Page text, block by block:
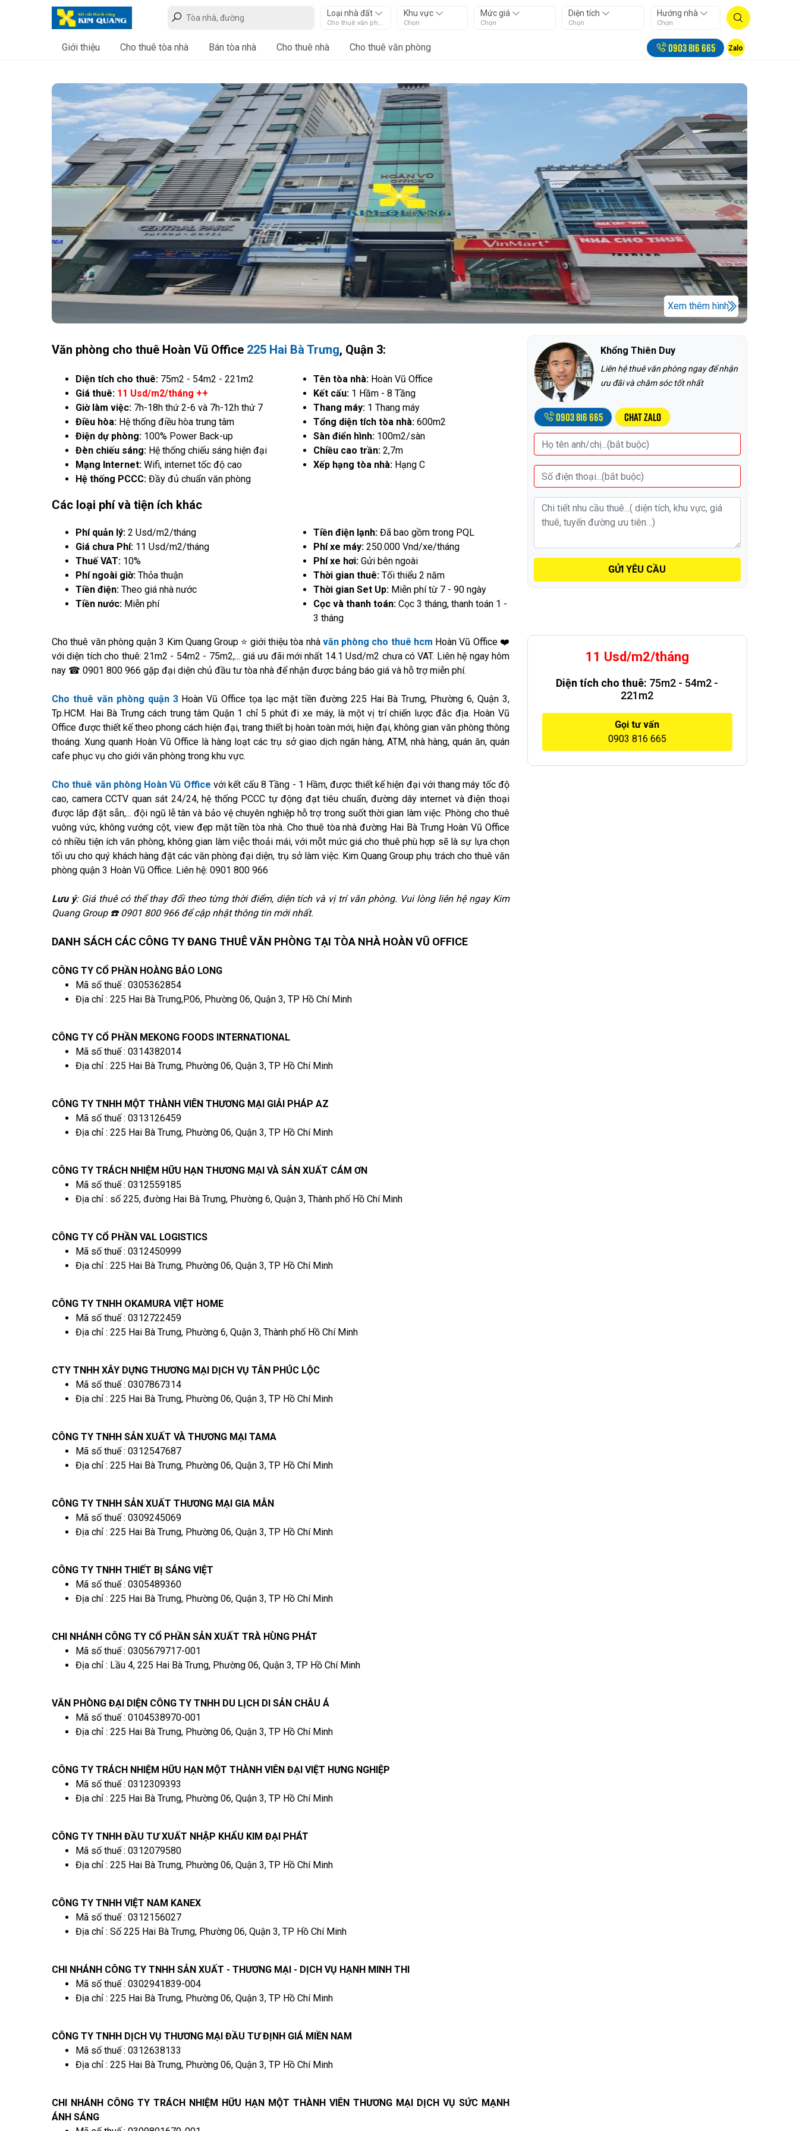
Loại nhà đất
Cho thuê văn phòng
Khu vực
Chọn
Mức giá
Chọn
Diện tích
Chọn
Hướng nhà
Chọn
Giới thiệu Cho thuê tòa nhà Bán tòa nhà Cho thuê nhà Cho thuê văn phòng 0903 816 665 Zalo
Xem thêm hình
Văn phòng cho thuê Hoàn Vũ Office 225 Hai Bà Trưng, Quận 3:
Diện tích cho thuê: 75m2 - 54m2 - 221m2
Giá thuê: 11 Usd/m2/tháng ++
Giờ làm việc: 7h-18h thứ 2-6 và 7h-12h thứ 7
Điều hòa: Hệ thống điều hòa trung tâm
Điện dự phòng: 100% Power Back-up
Đèn chiếu sáng: Hệ thống chiếu sáng hiện đại
Mạng Internet: Wifi, internet tốc độ cao
Hệ thống PCCC: Đầy đủ chuẩn văn phòng
Tên tòa nhà: Hoàn Vũ Office
Kết cấu: 1 Hầm - 8 Tầng
Thang máy: 1 Thang máy
Tổng diện tích tòa nhà: 600m2
Sàn điển hình: 100m2/sàn
Chiều cao trần: 2,7m
Xếp hạng tòa nhà: Hạng C
Các loại phí và tiện ích khác
Phí quản lý: 2 Usd/m2/tháng
Giá chưa Phí: 11 Usd/m2/tháng
Thuế VAT: 10%
Phí ngoài giờ: Thỏa thuận
Tiền điện: Theo giá nhà nước
Tiền nước: Miễn phí
Tiền điện lạnh: Đã bao gồm trong PQL
Phí xe máy: 250.000 Vnd/xe/tháng
Phí xe hơi: Gửi bên ngoài
Thời gian thuê: Tối thiểu 2 năm
Thời gian Set Up: Miễn phí từ 7 - 90 ngày
Cọc và thanh toán: Cọc 3 tháng, thanh toán 1 -
3 tháng
Khổng Thiên Duy
Liên hệ thuê văn phòng ngay để nhận
ưu đãi và chăm sóc tốt nhất
0903 816 665 Chat Zalo
GỬI YÊU CẦU
Cho thuê văn phòng quận 3 Kim Quang Group ⭐ giới thiệu tòa nhà văn phòng cho thuê hcm Hoàn Vũ Office ❤️
với diện tích cho thuê: 21m2 - 54m2 - 75m2,... giá ưu đãi mới nhất 14.1 Usd/m2 chưa có VAT. Liên hệ ngay hôm
nay ☎ 0901 800 966 gặp đại diện chủ đầu tư tòa nhà để nhận được bảng báo giá và hỗ trợ miễn phí.
Cho thuê văn phòng quận 3Hoàn Vũ Office tọa lạc mặt tiền đường 225 Hai Bà Trưng, Phường 6, Quận 3,
Tp.HCM. Hai Bà Trưng cách trung tâm Quận 1 chỉ 5 phút đi xe máy, là một vị trí chiến lược đắc địa. Hoàn Vũ
Office được thiết kế theo phong cách hiện đại, trang thiết bị hoàn toàn mới, hiện đại, không gian văn phòng thông
thoáng. Xung quanh Hoàn Vũ Office là hàng loạt các trụ sở giao dịch ngân hàng, ATM, nhà hàng, quán ăn, quán
cafe phục vụ cho giới văn phòng trong khu vực.
Cho thuê văn phòng Hoàn Vũ Office với kết cấu 8 Tầng - 1 Hầm, được thiết kế hiện đại với thang máy tốc độ
cao, camera CCTV quan sát 24/24, hệ thống PCCC tự động đạt tiêu chuẩn, đường dây internet và điện thoại
được lắp đặt sẵn,... đội ngũ lễ tân và bảo vệ chuyên nghiệp hỗ trợ trong suốt thời gian làm việc. Phòng cho thuê
vuông vức, không vướng cột, view đẹp mặt tiền tòa nhà. Cho thuê tòa nhà đường Hai Bà Trưng Hoàn Vũ Office
có nhiều tiện ích văn phòng, không gian làm việc thoải mái, với một mức giá cho thuê phù hợp sẽ là sự lựa chọn
tối ưu cho quý khách hàng đặt các văn phòng đại diện, trụ sở làm việc. Kim Quang Group phụ trách cho thuê văn
phòng quận 3 Hoàn Vũ Office. Liên hệ: 0901 800 966
Lưu ý: Giá thuê có thể thay đổi theo từng thời điểm, diện tích và vị trí văn phòng. Vui lòng liên hệ ngay Kim
Quang Group ☎️ 0901 800 966 để cập nhật thông tin mới nhất.
DANH SÁCH CÁC CÔNG TY ĐANG THUÊ VĂN PHÒNG TẠI TÒA NHÀ HOÀN VŨ OFFICE
CÔNG TY CỔ PHẦN HOÀNG BẢO LONG
Mã số thuế : 0305362854
Địa chỉ : 225 Hai Bà Trưng,P.06, Phường 06, Quận 3, TP Hồ Chí Minh
CÔNG TY CỔ PHẦN MEKONG FOODS INTERNATIONAL
Mã số thuế : 0314382014
Địa chỉ : 225 Hai Bà Trưng, Phường 06, Quận 3, TP Hồ Chí Minh
CÔNG TY TNHH MỘT THÀNH VIÊN THƯƠNG MẠI GIẢI PHÁP AZ
Mã số thuế : 0313126459
Địa chỉ : 225 Hai Bà Trưng, Phường 06, Quận 3, TP Hồ Chí Minh
CÔNG TY TRÁCH NHIỆM HỮU HẠN THƯƠNG MẠI VÀ SẢN XUẤT CÁM ƠN
Mã số thuế : 0312559185
Địa chỉ : số 225, đường Hai Bà Trưng, Phường 6, Quận 3, Thành phố Hồ Chí Minh
CÔNG TY CỔ PHẦN VAL LOGISTICS
Mã số thuế : 0312450999
Địa chỉ : 225 Hai Bà Trưng, Phường 06, Quận 3, TP Hồ Chí Minh
CÔNG TY TNHH OKAMURA VIỆT HOME
Mã số thuế : 0312722459
Địa chỉ : 225 Hai Bà Trưng, Phường 6, Quận 3, Thành phố Hồ Chí Minh
CTY TNHH XÂY DỰNG THƯƠNG MẠI DỊCH VỤ TÂN PHÚC LỘC
Mã số thuế : 0307867314
Địa chỉ : 225 Hai Bà Trưng, Phường 06, Quận 3, TP Hồ Chí Minh
CÔNG TY TNHH SẢN XUẤT VÀ THƯƠNG MẠI TAMA
Mã số thuế : 0312547687
Địa chỉ : 225 Hai Bà Trưng, Phường 06, Quận 3, TP Hồ Chí Minh
CÔNG TY TNHH SẢN XUẤT THƯƠNG MẠI GIA MẪN
Mã số thuế : 0309245069
Địa chỉ : 225 Hai Bà Trưng, Phường 06, Quận 3, TP Hồ Chí Minh
CÔNG TY TNHH THIẾT BỊ SÁNG VIỆT
Mã số thuế : 0305489360
Địa chỉ : 225 Hai Bà Trưng, Phường 06, Quận 3, TP Hồ Chí Minh
CHI NHÁNH CÔNG TY CỔ PHẦN SẢN XUẤT TRÀ HÙNG PHÁT
Mã số thuế : 0305679717-001
Địa chỉ : Lầu 4, 225 Hai Bà Trưng, Phường 06, Quận 3, TP Hồ Chí Minh
VĂN PHÒNG ĐẠI DIỆN CÔNG TY TNHH DU LỊCH DI SẢN CHÂU Á
Mã số thuế : 0104538970-001
Địa chỉ : 225 Hai Bà Trưng, Phường 06, Quận 3, TP Hồ Chí Minh
CÔNG TY TRÁCH NHIỆM HỮU HẠN MỘT THÀNH VIÊN ĐẠI VIỆT HƯNG NGHIỆP
Mã số thuế : 0312309393
Địa chỉ : 225 Hai Bà Trưng, Phường 06, Quận 3, TP Hồ Chí Minh
CÔNG TY TNHH ĐẦU TƯ XUẤT NHẬP KHẨU KIM ĐẠI PHÁT
Mã số thuế : 0312079580
Địa chỉ : 225 Hai Bà Trưng, Phường 06, Quận 3, TP Hồ Chí Minh
CÔNG TY TNHH VIỆT NAM KANEX
Mã số thuế : 0312156027
Địa chỉ : Số 225 Hai Bà Trưng, Phường 06, Quận 3, TP Hồ Chí Minh
CHI NHÁNH CÔNG TY TNHH SẢN XUẤT - THƯƠNG MẠI - DỊCH VỤ HẠNH MINH THI
Mã số thuế : 0302941839-004
Địa chỉ : 225 Hai Bà Trưng, Phường 06, Quận 3, TP Hồ Chí Minh
CÔNG TY TNHH DỊCH VỤ THƯƠNG MẠI ĐẦU TƯ ĐỊNH GIÁ MIỀN NAM
Mã số thuế : 0312638133
Địa chỉ : 225 Hai Bà Trưng, Phường 06, Quận 3, TP Hồ Chí Minh
CHI NHÁNH CÔNG TY TRÁCH NHIỆM HỮU HẠN MỘT THÀNH VIÊN THƯƠNG MẠI DỊCH VỤ SỨC MẠNH
ÁNH SÁNG
11 Usd/m2/tháng
Diện tích cho thuê: 75m2 - 54m2 -
221m2
Gọi tư vấn
0903 816 665